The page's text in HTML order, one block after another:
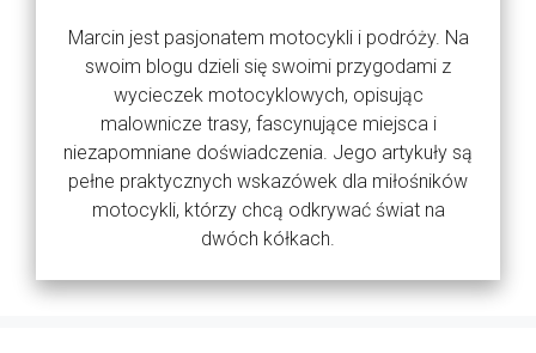
Marcin jest pasjonatem motocykli i podróży. Na
swoim blogu dzieli się swoimi przygodami z
wycieczek motocyklowych, opisując
malownicze trasy, fascynujące miejsca i
niezapomniane doświadczenia. Jego artykuły są
pełne praktycznych wskazówek dla miłośników
motocykli, którzy chcą odkrywać świat na
dwóch kółkach.